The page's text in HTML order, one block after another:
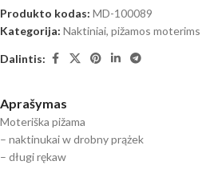
Produkto kodas: MD-100089
Kategorija: Naktiniai, pižamos moterims
Dalintis:
Aprašymas
Moteriška pižama
– naktinukai w drobny prążek
– długi rękaw